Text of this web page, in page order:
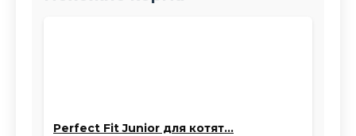
Perfect Fit Junior для котят…